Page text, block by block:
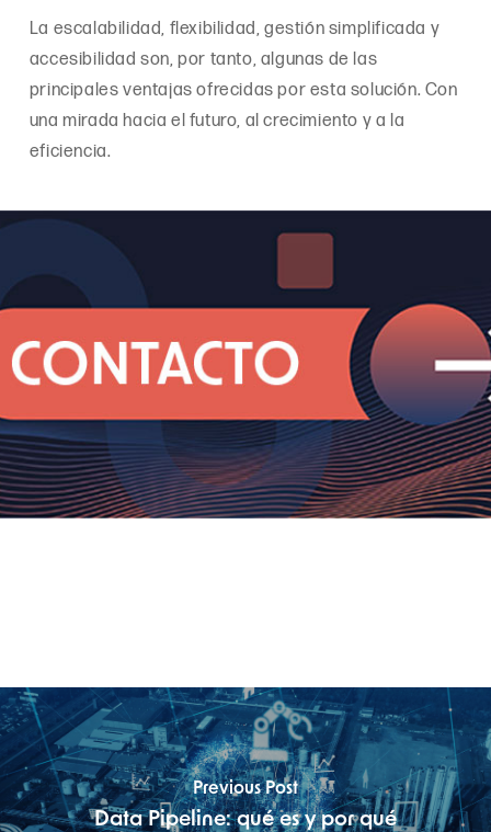
La escalabilidad, flexibilidad, gestión simplificada y
accesibilidad son, por tanto, algunas de las
principales ventajas ofrecidas por esta solución. Con
una mirada hacia el futuro, al crecimiento y a la
eficiencia.
Previous Post
Data Pipeline: qué es y por qué